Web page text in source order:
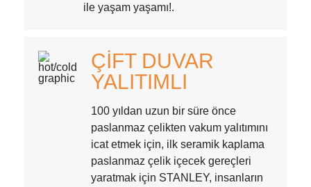
ile yaşam yaşamı!.
ÇIFT DUVAR
YALITIMLI
100 yıldan uzun bir süre önce
paslanmaz çelikten vakum yalıtımını
icat etmek için, ilk seramik kaplama
paslanmaz çelik içecek gereçleri
yaratmak için STANLEY, insanların